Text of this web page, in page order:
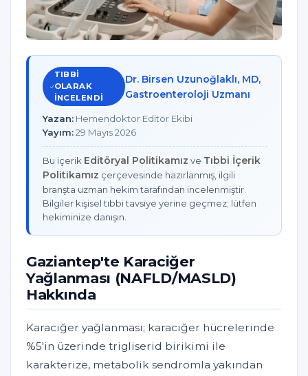
TIBBI
OLARAK
INCELENDI
Dr. Birsen Uzunoğlaklı, MD,
Gastroenteroloji Uzmanı
Yazan: Hemendoktor Editör Ekibi
Yayım:29 Mayıs 2026
Bu içerik Editöryal Politikamız ve Tıbbi İçerik
Politikamız çerçevesinde hazırlanmış, ilgili
branşta uzman hekim tarafından incelenmiştir.
Bilgiler kişisel tıbbi tavsiye yerine geçmez; lütfen
hekiminize danışın.
Gaziantep'te Karaciğer
Yağlanması (NAFLD/MASLD)
Hakkında
Karaciğer yağlanması; karaciğer hücrelerinde
%5'in üzerinde trigliserid birikimi ile
karakterize, metabolik sendromla yakından